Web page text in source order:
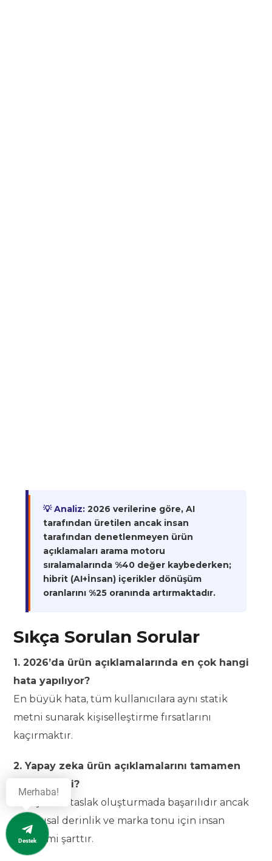
💡 Analiz: 2026 verilerine göre, AI
tarafından üretilen ancak insan
tarafından denetlenmeyen ürün
açıklamaları arama motoru
sıralamalarında %40 değer kaybederken;
hibrit (AI+İnsan) içerikler dönüşüm
oranlarını %25 oranında artırmaktadır.
Sıkça Sorulan Sorular
1. 2026’da ürün açıklamalarında en çok hangi
hata yapılıyor?
En büyük hata, tüm kullanıcılara aynı statik
metni sunarak kişiselleştirme fırsatlarını
kaçırmaktır.
2. Yapay zeka ürün açıklamalarını tamamen
yazabilir mi?
Yapay zeka taslak oluşturmada başarılıdır ancak
duygusal derinlik ve marka tonu için insan
denetimi şarttır.
Destek
Merhaba!